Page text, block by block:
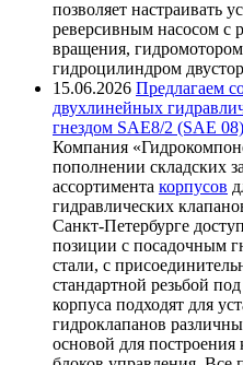
позволяет настраивать
реверсивным насосом с
вращения,
гидроцилиндром
15.06.2026 Предлагаем
двухлинейных
гнездом SAE8/2 (SAE
Компания
пополнении складских
ассортимента корпусов
гидравлических
Санкт-Петербурге
позиции с посадочным
стали, с
стандартной резьбой
корпуса подходят для
гидроклапанов
основой для